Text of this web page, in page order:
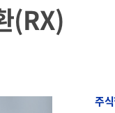
(RX)
주